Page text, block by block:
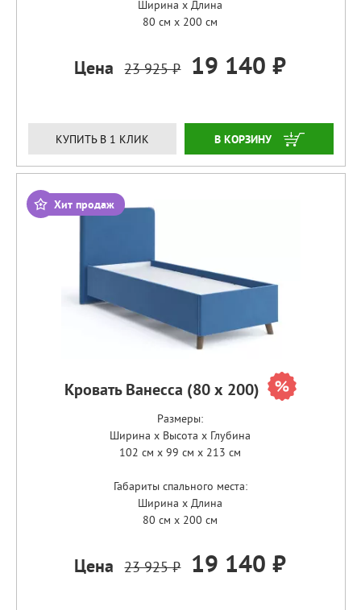
Ширина x Длина
80 см x 200 см
Цена 23 925 ₽ 19 140 ₽
КУПИТЬ В 1 КЛИК ЗАКАЗАТЬ
Хит продаж
Кровать Ванесса (80 х 200)
Размеры:
Ширина x Высота x Глубина
102 см x 99 см x 213 см
Габариты спального места:
Ширина x Длина
80 см x 200 см
Цена 23 925 ₽ 19 140 ₽